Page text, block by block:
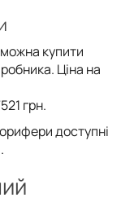
купити
Ціна на
грн.
доступні
.